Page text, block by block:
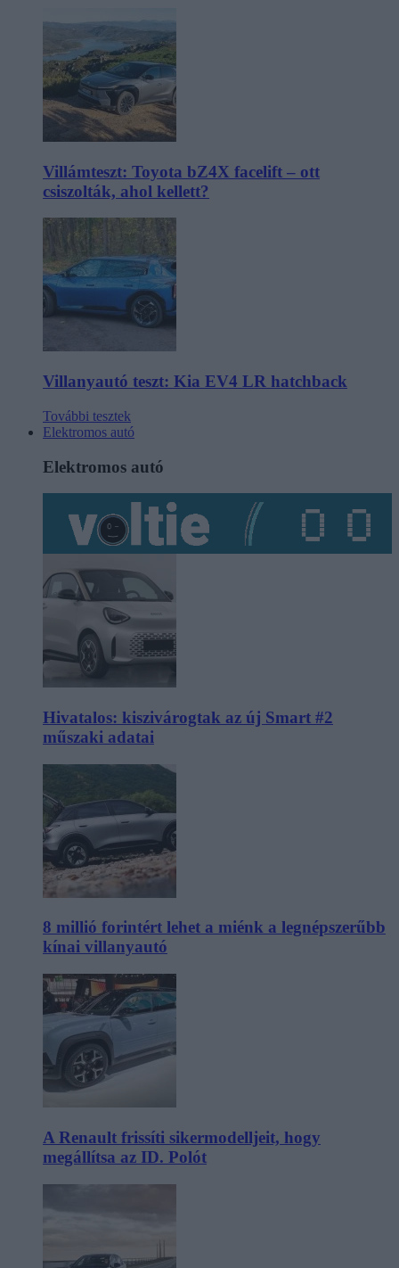
Villámteszt: Toyota bZ4X facelift – ott
csiszolták, ahol kellett?
Villanyautó teszt: Kia EV4 LR hatchback
További tesztek
Elektromos autó
Elektromos autó
Hivatalos: kiszivárogtak az új Smart #2
műszaki adatai
8 millió forintért lehet a miénk a legnépszerűbb
kínai villanyautó
A Renault frissíti sikermodelljeit, hogy
megállítsa az ID. Polót